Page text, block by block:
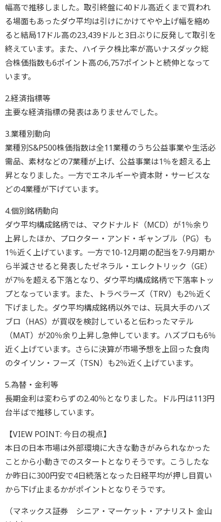
幅高で推移しました。取引終盤に40ドル高近くまで買われ
る場面もあったダウ平均は引けにかけてやや上げ幅を縮め
ると結局17ドル高の23,439ドルと3日ぶりに反発して取引を
終えています。また、ハイテク株比率が高いナスダック総
合株価指数も6ポイント高の6,757ポイントと続伸となって
います。
2.経済指標等
主要な経済指標の発表はありませんでした。
3.業種別動向
業種別S&P500株価指数は全11業種のうち公益事業や生活必
需品、素材などの7業種が上げ、公益事業は1％を超える上
昇となりました。一方でエネルギーや資本財・サービスな
どの4業種が下げています。
4.個別銘柄動向
ダウ平均構成銘柄では、マクドナルド（MCD）が1％余り
上昇したほか、プロクター・アンド・ギャンブル（PG）も
1％近く上げています。一方で10-12月期の配当を7-9月期か
ら半減させると発表したゼネラル・エレクトリック（GE）
が7％を超える下落となり、ダウ平均構成銘柄で下落率トッ
プとなっています。また、トラベラーズ（TRV）も2％近く
下げました。ダウ平均構成銘柄以外では、玩具大手のハズ
ブロ（HAS）が買収を検討していると伝わったマテル
（MAT）が20％余り上昇し急伸しています。ハズブロも6％
近く上げています。さらに決算が市場予想を上回った食肉
のタイソン・フーズ（TSN）も2％近く上げています。
5.為替・金利等
長期金利は変わらずの2.40％となりました。ドル円は113円
台半ばで推移しています。
【VIEW POINT: 今日の視点】
本日の日本市場は外部環境に大きな動きがみられなかった
ことから小動きでのスタートとなりそうです。こうしたな
か昨日に300円安で4日続落となった日経平均が押し目買い
から下げ止まるかがポイントとなりそうです。
（マネックス証券 シニア・マーケット・アナリスト 金山